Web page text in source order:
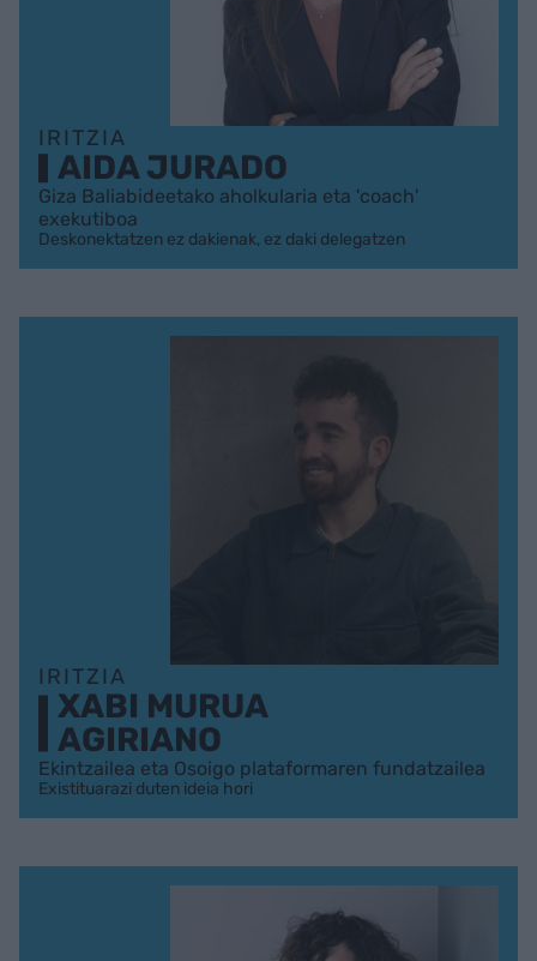
IRITZIA
AIDA JURADO
Giza Baliabideetako aholkularia eta 'coach'
exekutiboa
Deskonektatzen ez dakienak, ez daki delegatzen
IRITZIA
XABI MURUA
AGIRIANO
Ekintzailea eta Osoigo plataformaren fundatzailea
Existituarazi duten ideia hori